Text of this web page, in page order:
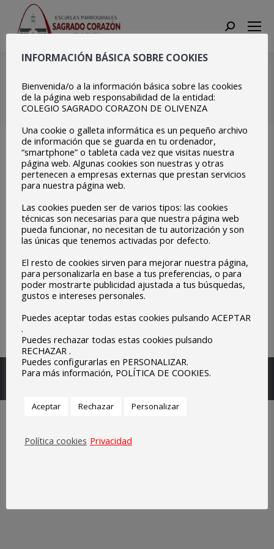
Search:
Videoconferencia NSA
(4)
Estás aquí:
Inicio Videoconferencia NSA (4)
Escuelas Parroquiales Sagrado Corazón de Olivenza.
INFORMACIÓN BÁSICA SOBRE COOKIES
Bienvenida/o a la información básica sobre las cookies
de la página web responsabilidad de la entidad:
COLEGIO SAGRADO CORAZON DE OLIVENZA
Una cookie o galleta informática es un pequeño archivo
de información que se guarda en tu ordenador,
“smartphone” o tableta cada vez que visitas nuestra
página web. Algunas cookies son nuestras y otras
pertenecen a empresas externas que prestan servicios
para nuestra página web.
Las cookies pueden ser de varios tipos: las cookies
técnicas son necesarias para que nuestra página web
pueda funcionar, no necesitan de tu autorización y son
las únicas que tenemos activadas por defecto.
El resto de cookies sirven para mejorar nuestra página,
para personalizarla en base a tus preferencias, o para
poder mostrarte publicidad ajustada a tus búsquedas,
gustos e intereses personales.
Puedes aceptar todas estas cookies pulsando ACEPTAR
.
Puedes rechazar todas estas cookies pulsando
RECHAZAR .
Puedes configurarlas en PERSONALIZAR.
Para más información, POLÍTICA DE COOKIES.
Aceptar Rechazar Personalizar
Política cookies Privacidad